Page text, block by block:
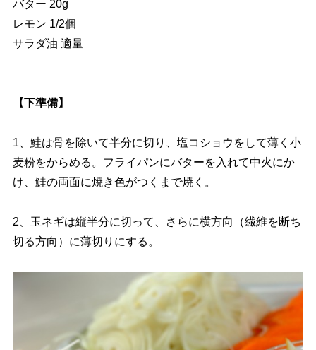
バター 20g
レモン 1/2個
サラダ油 適量
【下準備】
1、鮭は骨を除いて半分に切り、塩コショウをして薄く小
麦粉をからめる。フライパンにバターを入れて中火にか
け、鮭の両面に焼き色がつくまで焼く。
2、玉ネギは縦半分に切って、さらに横方向（繊維を断ち
切る方向）に薄切りにする。